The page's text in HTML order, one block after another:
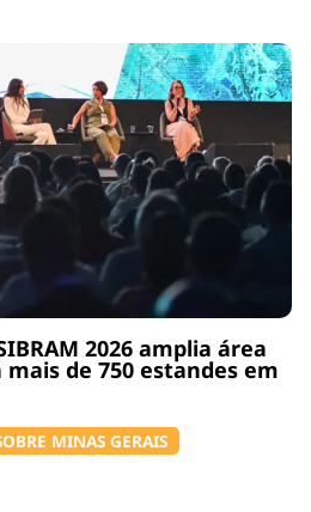
2026 amplia área
de 750 estandes em
MINAS GERAIS